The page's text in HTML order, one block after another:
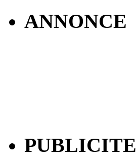
ANNONCE
PUBLICITE